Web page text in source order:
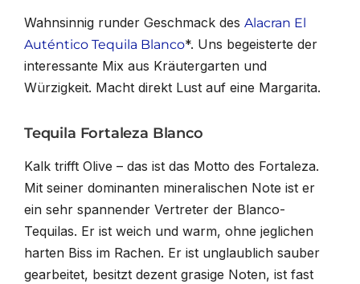
Wahnsinnig runder Geschmack des Alacran El
Auténtico Tequila Blanco*. Uns begeisterte der
interessante Mix aus Kräutergarten und
Würzigkeit. Macht direkt Lust auf eine Margarita.
Tequila Fortaleza Blanco
Kalk trifft Olive – das ist das Motto des Fortaleza.
Mit seiner dominanten mineralischen Note ist er
ein sehr spannender Vertreter der Blanco-
Tequilas. Er ist weich und warm, ohne jeglichen
harten Biss im Rachen. Er ist unglaublich sauber
gearbeitet, besitzt dezent grasige Noten, ist fast